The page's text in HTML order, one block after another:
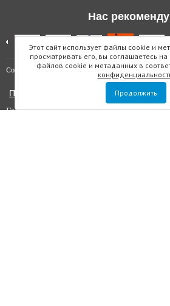
Этот сайт использует файлы cookie и
просматривать его, вы соглашаетесь
файлов cookie и метаданных в
Продолжить
Нас
Copyright © "Инмарин" Карта сайта
Политика конфиденциальности
Главный редактор Маслова Е.О.